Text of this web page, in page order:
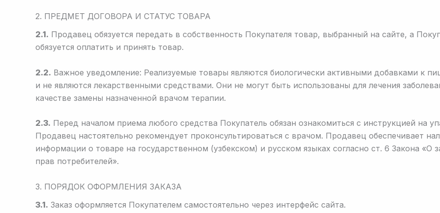
2. ПРЕДМЕТ ДОГОВОРА И СТАТУС ТОВАРА
2.1. Продавец обязуется передать в собственность Покупателя товар, выбранный на сайте, а
обязуется оплатить и принять товар.
2.2. Важное уведомление: Реализуемые товары являются биологически активными добавками к
и не являются лекарственными средствами. Они не могут быть использованы для лечения
качестве замены назначенной врачом терапии.
2.3. Перед началом приема любого средства Покупатель обязан ознакомиться с инструкцией на
Продавец настоятельно рекомендует проконсультироваться с врачом. Продавец обеспечивает
информации о товаре на государственном (узбекском) и русском языках согласно ст. 6 Закона «О
прав потребителей».
3. ПОРЯДОК ОФОРМЛЕНИЯ ЗАКАЗА
3.1. Заказ оформляется Покупателем самостоятельно через интерфейс сайта.